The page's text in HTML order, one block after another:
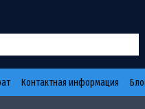
Контактная информация